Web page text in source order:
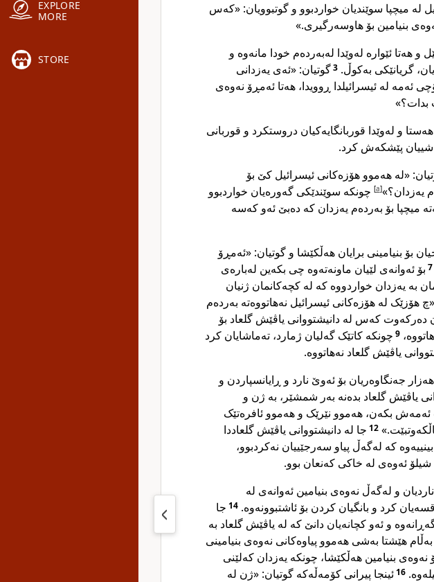
EXPLORE
MORE
STORE
لە میچپا سوێندیان خواردبوو و گوتبوویان: «کەس
بنیامین بۆ هاوسەرگیری.»
و هەتا ئێوارە لەوێدا لەبەردەم خودا مانەوە و
گریانێکی بەکوڵ.3گوتیان: «ئەی یەزدانی
ئەمە لە ئیسرائیلدا ڕوویدا، هەتا ئەمڕۆ نەوەی
بدات؟»
و لەوێدا قوربانگایەکیان دروستکرد و قوربانی
پێشکەش کرد.
«لە هەموو هۆزەکانی ئیسرائیل کێ بۆ
یەزدان؟»[
a
] چونکە سوێندێکی گەورەیان خواردبوو
میچپا بۆ بەردەم یەزدان کە دەبێ ئەو کەسە
بۆ بنیامینی برایان هەڵکێشا و گوتیان: «ئەمڕۆ
7 بۆ ئەوانەی لێیان ماونەتەوە چی بکەین لەبارەی
بە یەزدان خواردووە کە لە کچەکانمان ژنیان
«چ هۆزێک لە هۆزەکانی ئیسرائیل نەهاتووەتە بەردەم
دەرکەوت کەس لە دانیشتووانی یاڤێش گلعاد بۆ
9 چونکە کاتێک گەلیان ژمارد، تەماشایان کرد
یاڤێش گلعاد نەهاتووە.
جەنگاوەریان بۆ ئەوێ نارد و ڕایانسپاردن و
یاڤێش گلعاد بدەنە بەر شمشێر، بە ژن و
ئەمەش بکەن، هەموو نێرێک و هەموو ئافرەتێک
12 جا لە دانیشتووانی یاڤێش گلعاددا
کە لەگەڵ پیاو سەرجێییان نەکردبوو،
شیلۆ ئەوەی لە خاکی کەنعان بوو.
و لەگەڵ نەوەی بنیامین ئەوانەی لە
کرد و بانگیان کردن بۆ ئاشتبوونەوە.14 جا
و ئەو کچانەیان دانێ کە لە یاڤێش گلعاد بە
بەڵام هێشتا بەشی هەموو پیاوەکانی نەوەی بنیامینی
نەوەی بنیامین هەڵکێشا، چونکە یەزدان کەلێنی
16ئینجا پیرانی کۆمەڵەکە گوتیان: «ژن لە